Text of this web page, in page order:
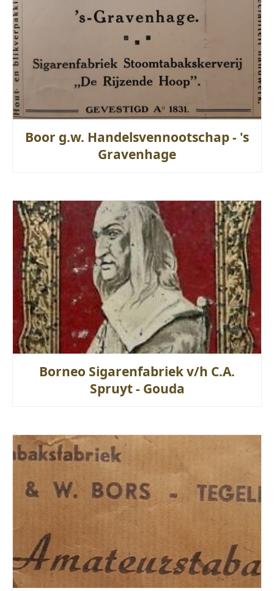
Boor g.w. Handelsvennootschap - 's
Gravenhage
Borneo Sigarenfabriek v/h C.A.
Spruyt - Gouda